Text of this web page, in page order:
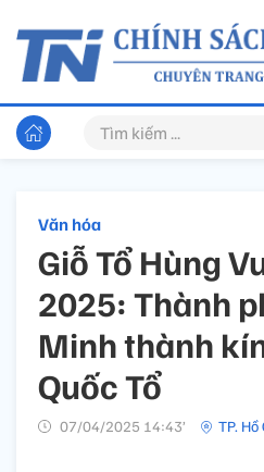
Văn hóa
Giỗ Tổ Hùng
2025: Thành
Minh thành
Quốc Tổ
07/04/2025 14:43’ TP.